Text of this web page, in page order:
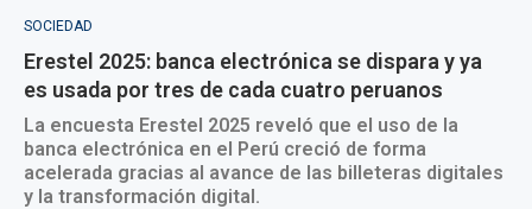
SOCIEDAD
Erestel 2025: banca electrónica se dispara y ya
es usada por tres de cada cuatro peruanos
La encuesta Erestel 2025 reveló que el uso de la
banca electrónica en el Perú creció de forma
acelerada gracias al avance de las billeteras digitales
y la transformación digital.